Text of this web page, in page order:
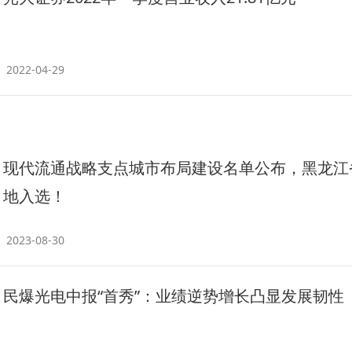
2022-04-29
现代流通战略支点城市布局建设名单公布，黑龙
地入选！
2023-08-30
民爆光电中报“首秀”：业绩逆势增长凸显发展韧性